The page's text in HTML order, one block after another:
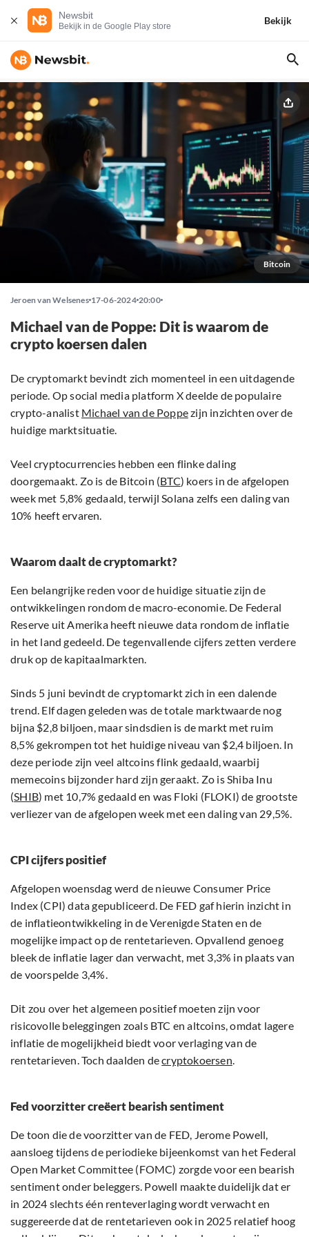
Newsbit
Bekijk in de Google Play store
Bekijk
Bitcoin
Jeroen van Welsenes 17-06-2024 20:00
Michael van de Poppe: Dit is waarom de
crypto koersen dalen
De cryptomarkt bevindt zich momenteel in een uitdagende
periode. Op social media platform X deelde de populaire
crypto-analist Michael van de Poppezijn inzichten over de
huidige marktsituatie.
Veel cryptocurrencies hebben een flinke daling
doorgemaakt. Zo is de Bitcoin (BTC) koers in de afgelopen
week met 5,8% gedaald, terwijl Solana zelfs een daling van
10% heeft ervaren.
Waarom daalt de cryptomarkt?
Een belangrijke reden voor de huidige situatie zijn de
ontwikkelingen rondom de macro-economie. De Federal
Reserve uit Amerika heeft nieuwe data rondom de inflatie
in het land gedeeld. De tegenvallende cijfers zetten verdere
druk op de kapitaalmarkten.
Sinds 5 juni bevindt de cryptomarkt zich in een dalende
trend. Elf dagen geleden was de totale marktwaarde nog
bijna $2,8 biljoen, maar sindsdien is de markt met ruim
8,5% gekrompen tot het huidige niveau van $2,4 biljoen. In
deze periode zijn veel altcoins flink gedaald, waarbij
memecoins bijzonder hard zijn geraakt. Zo is Shiba Inu
(SHIB) met 10,7% gedaald en was Floki (FLOKI) de grootste
verliezer van de afgelopen week met een daling van 29,5%.
CPI cijfers positief
Afgelopen woensdag werd de nieuwe Consumer Price
Index (CPI) data gepubliceerd. De FED gaf hierin inzicht in
de inflatieontwikkeling in de Verenigde Staten en de
mogelijke impact op de rentetarieven. Opvallend genoeg
bleek de inflatie lager dan verwacht, met 3,3% in plaats van
de voorspelde 3,4%.
Dit zou over het algemeen positief moeten zijn voor
risicovolle beleggingen zoals BTC en altcoins, omdat lagere
inflatie de mogelijkheid biedt voor verlaging van de
rentetarieven. Toch daalden decryptokoersen.
Fed voorzitter creëert bearish sentiment
De toon die de voorzitter van de FED, Jerome Powell,
aansloeg tijdens de periodieke bijeenkomst van het Federal
Open Market Committee (FOMC) zorgde voor een bearish
sentiment onder beleggers. Powell maakte duidelijk dat er
in 2024 slechts één renteverlaging wordt verwacht en
suggereerde dat de rentetarieven ook in 2025 relatief hoog